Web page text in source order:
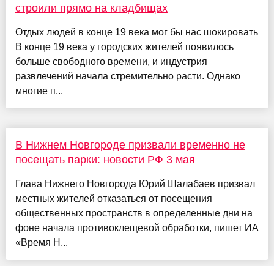
строили прямо на кладбищах
Отдых людей в конце 19 века мог бы нас шокировать
В конце 19 века у городских жителей появилось
больше свободного времени, и индустрия
развлечений начала стремительно расти. Однако
многие п...
В Нижнем Новгороде призвали временно не
посещать парки: новости РФ 3 мая
Глава Нижнего Новгорода Юрий Шалабаев призвал
местных жителей отказаться от посещения
общественных пространств в определенные дни на
фоне начала противоклещевой обработки, пишет ИА
«Время Н...